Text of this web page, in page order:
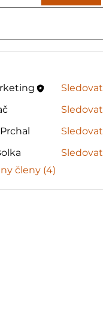
Sledovat
Sledovat
Sledovat
Sledovat
členy (4)